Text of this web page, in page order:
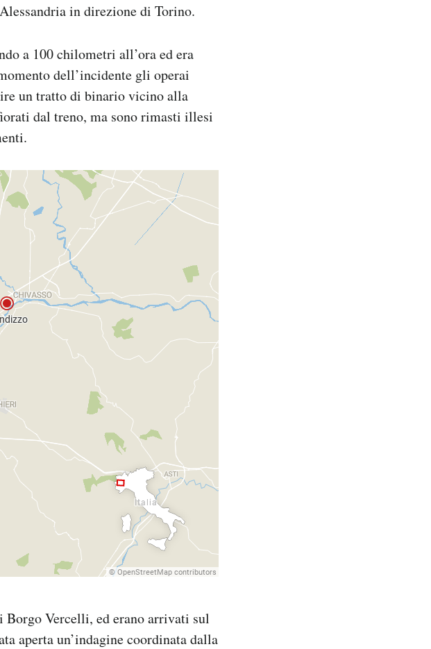
in direzione di Torino.
a 100 chilometri all’ora ed era
dell’incidente gli operai
un tratto di binario vicino alla
dal treno, ma sono rimasti illesi
Vercelli, ed erano arrivati sul
aperta un’indagine coordinata dalla